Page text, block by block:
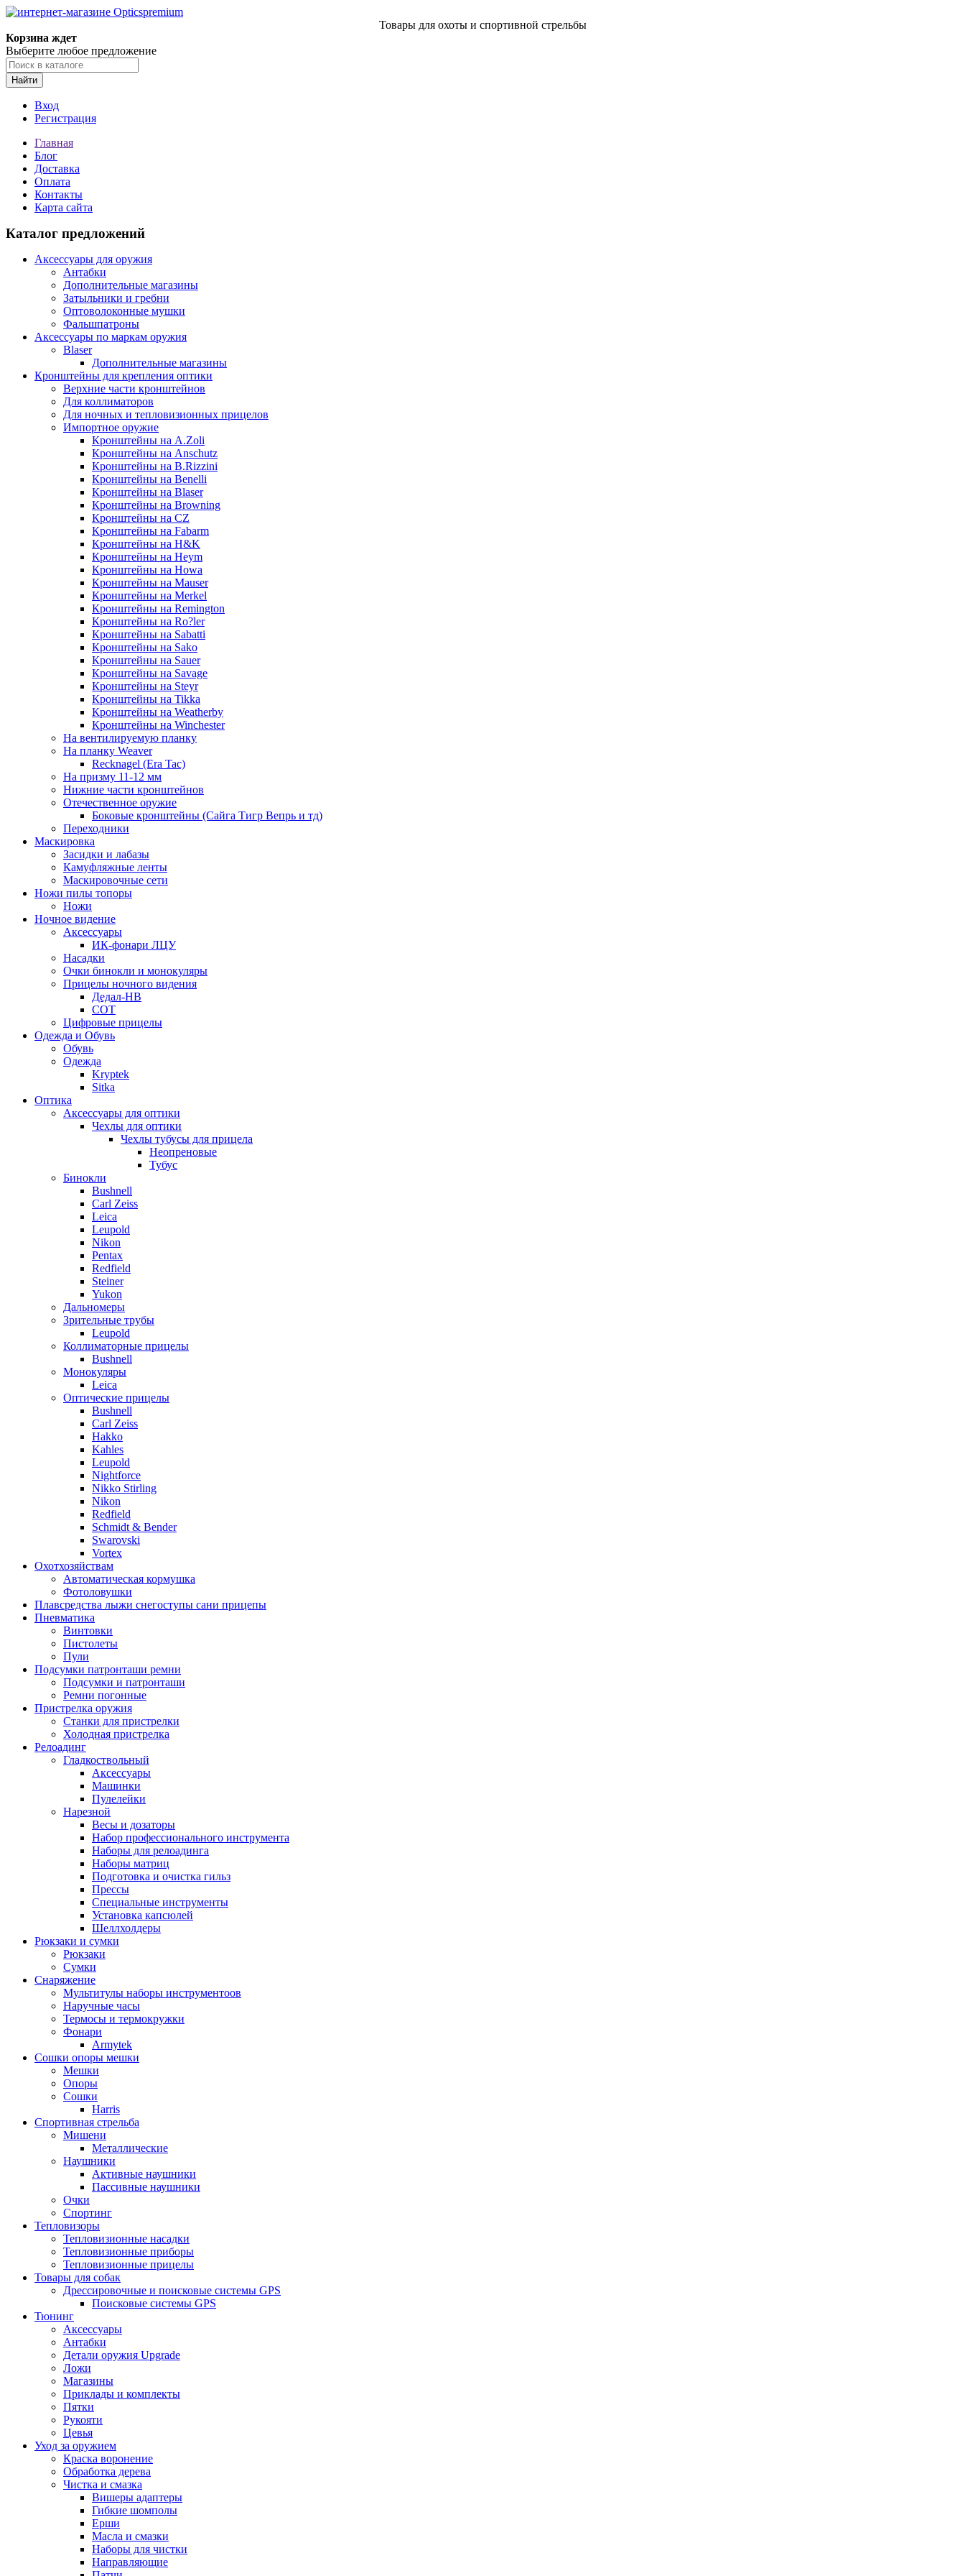
Товары для охоты и спортивной стрельбы
Корзина ждет
Выберите любое предложение
Найти
Вход
Регистрация
Главная
Блог
Доставка
Оплата
Контакты
Карта сайта
Каталог предложений
Аксессуары для оружия
Антабки
Дополнительные магазины
Затыльники и гребни
Оптоволоконные мушки
Фальшпатроны
Аксессуары по маркам оружия
Blaser
Дополнительные магазины
Кронштейны для крепления оптики
Верхние части кронштейнов
Для коллиматоров
Для ночных и тепловизионных прицелов
Импортное оружие
Кронштейны на A.Zoli
Кронштейны на Anschutz
Кронштейны на B.Rizzini
Кронштейны на Benelli
Кронштейны на Blaser
Кронштейны на Browning
Кронштейны на CZ
Кронштейны на Fabarm
Кронштейны на H&K
Кронштейны на Heym
Кронштейны на Howa
Кронштейны на Mauser
Кронштейны на Merkel
Кронштейны на Remington
Кронштейны на Ro?ler
Кронштейны на Sabatti
Кронштейны на Sako
Кронштейны на Sauer
Кронштейны на Savage
Кронштейны на Steyr
Кронштейны на Tikka
Кронштейны на Weatherby
Кронштейны на Winchester
На вентилируемую планку
На планку Weaver
Recknagel (Era Tac)
На призму 11-12 мм
Нижние части кронштейнов
Отечественное оружие
Боковые кронштейны (Сайга Тигр Вепрь и тд)
Переходники
Маскировка
Засидки и лабазы
Камуфляжные ленты
Маскировочные сети
Ножи пилы топоры
Ножи
Ночное видение
Аксессуары
ИК-фонари ЛЦУ
Насадки
Очки бинокли и монокуляры
Прицелы ночного видения
Дедал-НВ
СОТ
Цифровые прицелы
Одежда и Обувь
Обувь
Одежда
Kryptek
Sitka
Оптика
Аксессуары для оптики
Чехлы для оптики
Чехлы тубусы для прицела
Неопреновые
Тубус
Бинокли
Bushnell
Carl Zeiss
Leica
Leupold
Nikon
Pentax
Redfield
Steiner
Yukon
Дальномеры
Зрительные трубы
Leupold
Коллиматорные прицелы
Bushnell
Монокуляры
Leica
Оптические прицелы
Bushnell
Carl Zeiss
Hakko
Kahles
Leupold
Nightforce
Nikko Stirling
Nikon
Redfield
Schmidt & Bender
Swarovski
Vortex
Охотхозяйствам
Автоматическая кормушка
Фотоловушки
Плавсредства лыжи снегоступы сани прицепы
Пневматика
Винтовки
Пистолеты
Пули
Подсумки патронташи ремни
Подсумки и патронташи
Ремни погонные
Пристрелка оружия
Станки для пристрелки
Холодная пристрелка
Релоадинг
Гладкоствольный
Аксессуары
Машинки
Пулелейки
Нарезной
Весы и дозаторы
Набор профессионального инструмента
Наборы для релоадинга
Наборы матриц
Подготовка и очистка гильз
Прессы
Специальные инструменты
Установка капсюлей
Шеллхолдеры
Рюкзаки и сумки
Рюкзаки
Сумки
Снаряжение
Мультитулы наборы инструментоов
Наручные часы
Термосы и термокружки
Фонари
Armytek
Сошки опоры мешки
Мешки
Опоры
Сошки
Harris
Спортивная стрельба
Мишени
Металлические
Наушники
Активные наушники
Пассивные наушники
Очки
Спортинг
Тепловизоры
Тепловизионные насадки
Тепловизионные приборы
Тепловизионные прицелы
Товары для собак
Дрессировочные и поисковые системы GPS
Поисковые системы GPS
Тюнинг
Аксессуары
Антабки
Детали оружия Upgrade
Ложи
Магазины
Приклады и комплекты
Пятки
Рукояти
Цевья
Уход за оружием
Краска воронение
Обработка дерева
Чистка и смазка
Вишеры адаптеры
Гибкие шомполы
Ерши
Масла и смазки
Наборы для чистки
Направляющие